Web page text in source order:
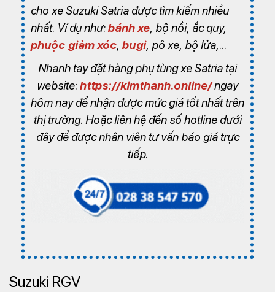
cho xe Suzuki Satria được tìm kiếm nhiều
nhất. Ví dụ như:bánh xe, bộ nồi, ắc quy,
phuộc giảm xóc, bugi, pô xe, bộ lửa,…
Nhanh tay đặt hàng phụ tùng xe Satria tại
website:https://kimthanh.online/ngay
hôm nay để nhận được mức giá tốt nhất trên
thị trường. Hoặc liên hệ đến số hotline dưới
đây để được nhân viên tư vấn báo giá trực
tiếp.
Suzuki RGV